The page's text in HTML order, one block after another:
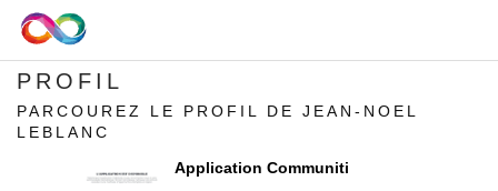
PROFIL
PARCOUREZ LE PROFIL DE JEAN-NOEL
LEBLANC
Application Communiti